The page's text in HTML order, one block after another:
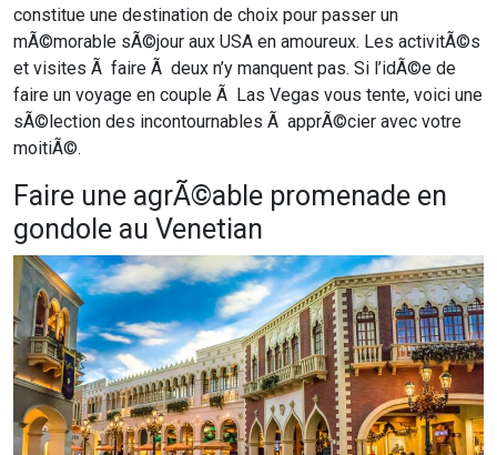
constitue une destination de choix pour passer un
mÃ©morable sÃ©jour aux USA en amoureux. Les activitÃ©s
et visites Ã faire Ã deux n’y manquent pas. Si l’idÃ©e de
faire un voyage en couple Ã Las Vegas vous tente, voici une
sÃ©lection des incontournables Ã apprÃ©cier avec votre
moitiÃ©.
Faire une agrÃ©able promenade en
gondole au Venetian